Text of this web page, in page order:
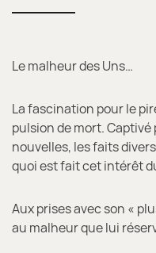
Le malheur des Uns…
La fascination pour le
pulsion de mort. Captivé
nouvelles, les faits
quoi est fait cet intérêt
Aux prises avec son «
au malheur que lui